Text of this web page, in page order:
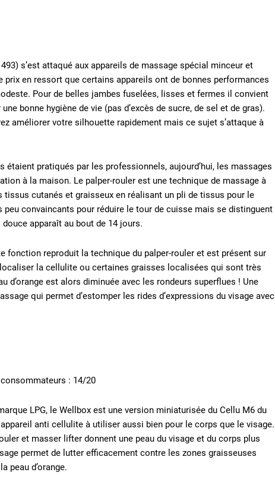
s’est attaqué aux appareils de massage spécial minceur et
prix en ressort que certains appareils ont de bonnes performances
Pour de belles jambes fuselées, lisses et fermes il convient
bonne hygiène de vie (pas d’excès de sucre, de sel et de gras).
améliorer votre silhouette rapidement mais ce sujet s’attaque à
pratiqués par les professionnels, aujourd’hui, les massages
à la maison. Le palper-rouler est une technique de massage à
tissus cutanés et graisseux en réalisant un pli de tissus pour le
convaincants pour réduire le tour de cuisse mais se distinguent
apparaît au bout de 14 jours.
fonction reproduit la technique du palper-rouler et est présent sur
la cellulite ou certaines graisses localisées qui sont très
d’orange est alors diminuée avec les rondeurs superflues ! Une
qui permet d’estomper les rides d’expressions du visage avec
: 14/20
LPG, le Wellbox est une version miniaturisée du Cellu M6 du
anti cellulite à utiliser aussi bien pour le corps que le visage.
et masser lifter donnent une peau du visage et du corps plus
permet de lutter efficacement contre les zones graisseuses
peau d’orange.